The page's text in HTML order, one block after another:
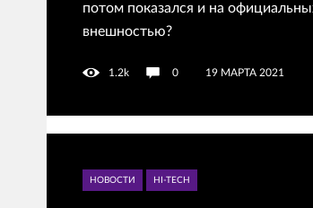
потом показался и на
внешностью?
1.2k 0 19 МАРТА 2021
НОВОСТИ HI-TECH